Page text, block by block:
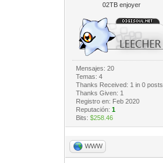
02TB enjoyer
Mensajes: 20
Temas: 4
Thanks Received: 1 in 0 posts
Thanks Given: 1
Registro en: Feb 2020
Reputación: 1
Bits: $258.46
WWW